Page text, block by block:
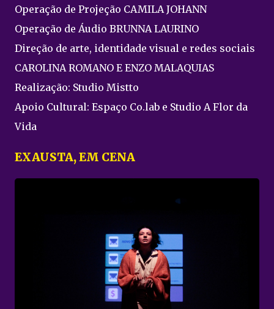
Operação de Projeção CAMILA JOHANN
Operação de Áudio BRUNNA LAURINO
Direção de arte, identidade visual e redes sociais
CAROLINA ROMANO E ENZO MALAQUIAS
Realização: Studio Mistto
Apoio Cultural: Espaço Co.lab e Studio A Flor da
Vida
EXAUSTA, EM CENA